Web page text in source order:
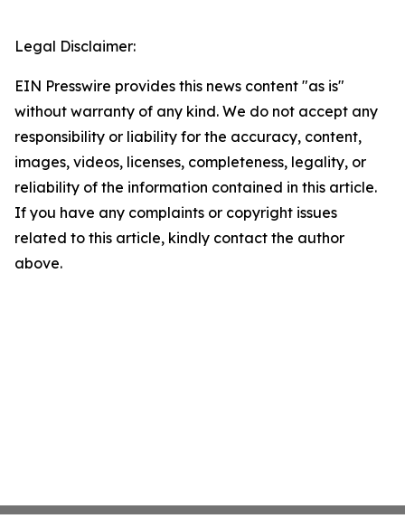
Legal Disclaimer:
EIN Presswire provides this news content "as is"
without warranty of any kind. We do not accept any
responsibility or liability for the accuracy, content,
images, videos, licenses, completeness, legality, or
reliability of the information contained in this article.
If you have any complaints or copyright issues
related to this article, kindly contact the author
above.